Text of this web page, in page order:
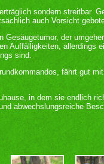
sondern streitbar.
auch Vorsicht
der
Auffälligkeiten, allerdings
sind.
fährt gut
in dem sie endlich
abwechslungsreiche